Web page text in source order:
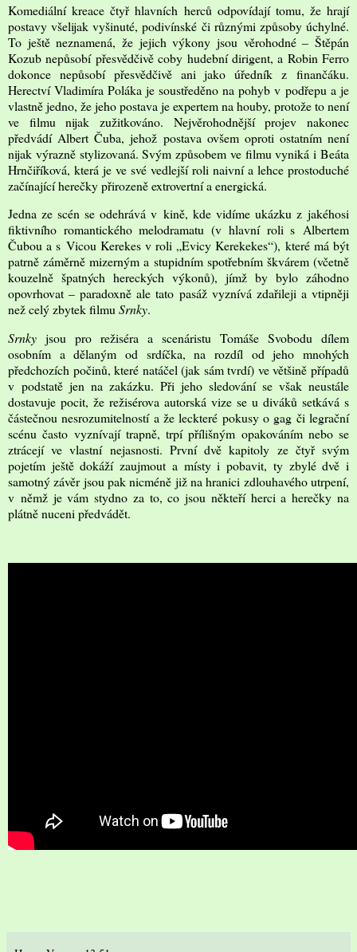
Komediální kreace čtyř hlavních herců odpovídají tomu, že hrají
postavy všelijak vyšinuté, podivínské či různými způsoby úchylné.
To ještě neznamená, že jejich výkony jsou věrohodné – Štěpán
Kozub nepůsobí přesvědčivě coby hudební dirigent, a Robin Ferro
dokonce nepůsobí přesvědčivě ani jako úředník z finančáku.
Herectví Vladimíra Poláka je soustředěno na pohyb v podřepu a je
vlastně jedno, že jeho postava je expertem na houby, protože to není
ve filmu nijak zužitkováno. Nejvěrohodnější projev nakonec
předvádí Albert Čuba, jehož postava ovšem oproti ostatním není
nijak výrazně stylizovaná. Svým způsobem ve filmu vyniká i Beáta
Hrnčiříková, která je ve své vedlejší roli naivní a lehce prostoduché
začínající herečky přirozeně extrovertní a energická.
Jedna ze scén se odehrává v kině, kde vidíme ukázku z jakéhosi
fiktivního romantického melodramatu (v hlavní roli s Albertem
Čubou a s Vicou Kerekes v roli „Evicy Kerekekes“), které má být
patrně záměrně mizerným a stupidním spotřebním škvárem (včetně
kouzelně špatných hereckých výkonů), jímž by bylo záhodno
opovrhovat – paradoxně ale tato pasáž vyznívá zdařileji a vtipněji
než celý zbytek filmuSrnky.
Srnky jsou pro režiséra a scenáristu Tomáše Svobodu dílem
osobním a dělaným od srdíčka, na rozdíl od jeho mnohých
předchozích počinů, které natáčel (jak sám tvrdí) ve většině případů
v podstatě jen na zakázku. Při jeho sledování se však neustále
dostavuje pocit, že režisérova autorská vize se u diváků setkává s
částečnou nesrozumitelností a že leckteré pokusy o gag či legrační
scénu často vyznívají trapně, trpí přílišným opakováním nebo se
ztrácejí ve vlastní nejasnosti. První dvě kapitoly ze čtyř svým
pojetím ještě dokáží zaujmout a místy i pobavit, ty zbylé dvě i
samotný závěr jsou pak nicméně již na hranici zdlouhavého utrpení,
v němž je vám stydno za to, co jsou někteří herci a herečky na
plátně nuceni předvádět.